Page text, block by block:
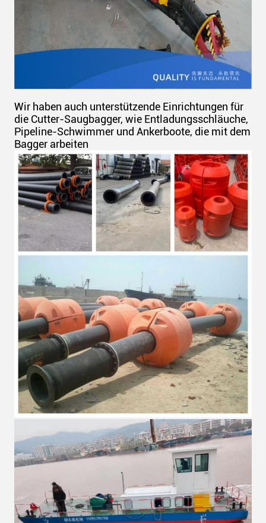
Wir haben auch unterstützende Einrichtungen für
die Cutter-Saugbagger, wie Entladungsschläuche,
Pipeline-Schwimmer und Ankerboote, die mit dem
Bagger arbeiten